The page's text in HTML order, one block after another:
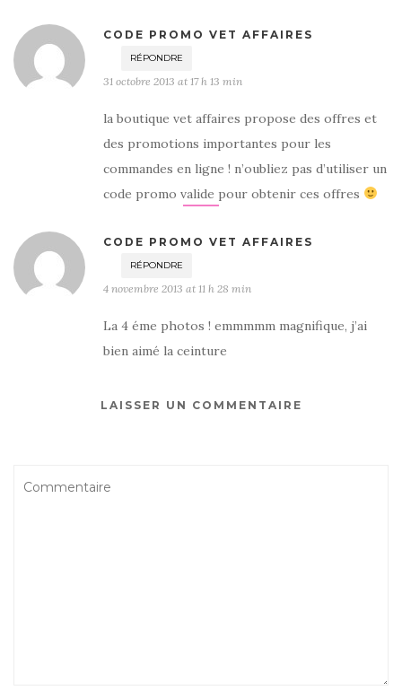
CODE PROMO VET AFFAIRES
RÉPONDRE
31 octobre 2013 at 17 h 13 min
la boutique vet affaires propose des offres et
des promotions importantes pour les
commandes en ligne ! n’oubliez pas d’utiliser un
code promo valide pour obtenir ces offres
CODE PROMO VET AFFAIRES
RÉPONDRE
4 novembre 2013 at 11 h 28 min
La 4 éme photos ! emmmmm magnifique, j’ai
bien aimé la ceinture
LAISSER UN COMMENTAIRE